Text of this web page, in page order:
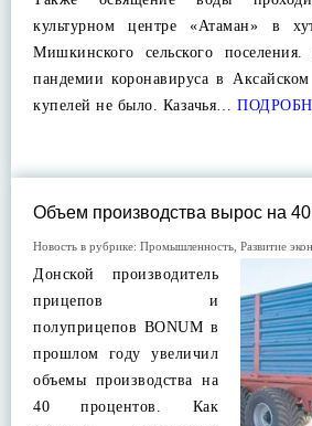
культурном центре «Атаман» в
Мишкинского сельского
пандемии коронавируса в
купелей не было. Казачья…
Объем производства вырос на
Новость в рубрике: Промышленность Развитие
Донской производитель
прицепов и
полуприцепов BONUM в
прошлом году увеличил
объемы производства на
40 процентов. Как